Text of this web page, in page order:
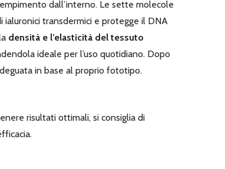
dall’interno. Le sette molecole
transdermici e protegge il DNA
densità e l’elasticità del tessuto
ideale per l’uso quotidiano. Dopo
in base al proprio fototipo.
risultati ottimali, si consiglia di